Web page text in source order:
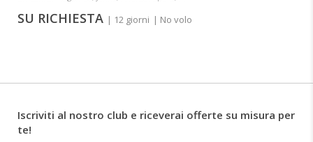
SU RICHIESTA | 12 giorni | No volo
Iscriviti al nostro club e riceverai offerte su misura per
te!